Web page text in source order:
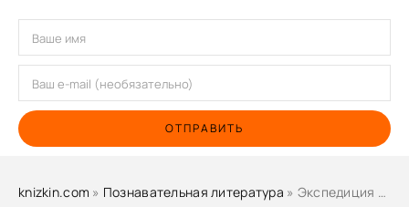
ОТПРАВИТЬ
knizkin.com » Познавательная литература » Экспедиция "Тигрис" - Тур Хейердал